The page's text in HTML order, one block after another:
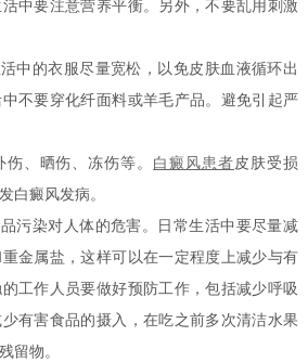
中要注意营养平衡。另外，不要乱用刺激
的衣服尽量宽松，以免皮肤血液循环出
不要穿化纤面料或羊毛产品。避免引起严
、晒伤、冻伤等。 白癜风患者皮肤受损
白癜风发病。
染对人体的危害。日常生活中要尽量减
金属盐，这样可以在一定程度上减少与有
工作人员要做好预防工作，包括减少呼吸
有害食品的摄入，在吃之前多次清洁水果
留物。